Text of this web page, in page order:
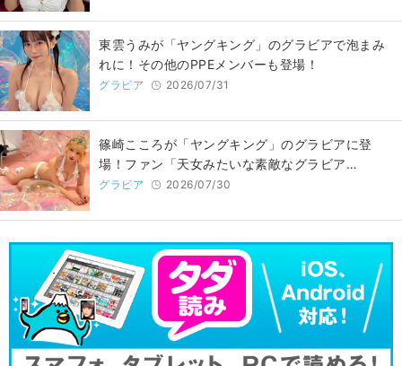
東雲うみが「ヤングキング」のグラビアで泡まみ
れに！その他のPPEメンバーも登場！
グラビア 2026/07/31
篠崎こころが「ヤングキング」のグラビアに登
場！ファン「天女みたいな素敵なグラビア…
グラビア 2026/07/30